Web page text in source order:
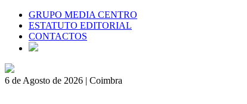
GRUPO MEDIA CENTRO
ESTATUTO EDITORIAL
CONTACTOS
6 de Agosto de 2026 | Coimbra